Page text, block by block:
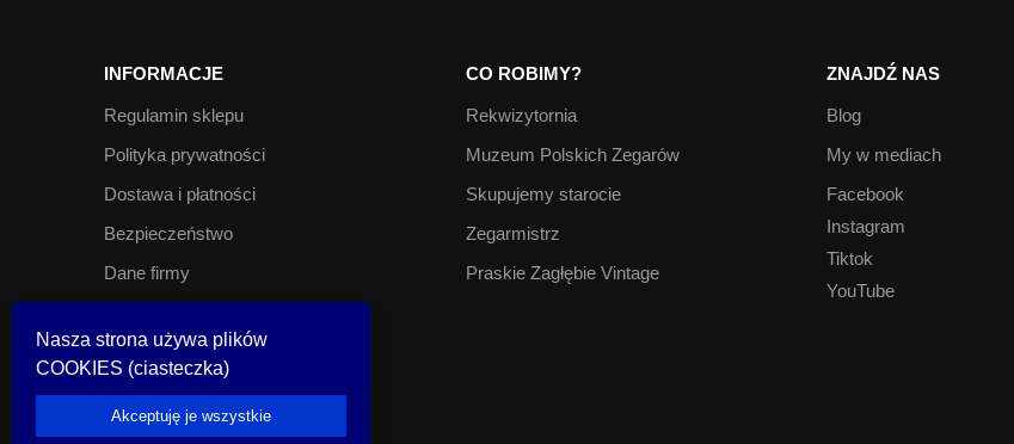
INFORMACJE
Regulamin sklepu
Polityka prywatności
Dostawa i płatności
Bezpieczeństwo
Dane firmy
CO ROBIMY?
Rekwizytornia
Muzeum Polskich Zegarów
Skupujemy starocie
Zegarmistrz
Praskie Zagłębie Vintage
ZNAJDŹ NAS
Blog
My w mediach
Facebook
Instagram
Tiktok
YouTube
© Look Inside 2023
Nasza strona używa plików
COOKIES (ciasteczka)
Akceptuję je wszystkie